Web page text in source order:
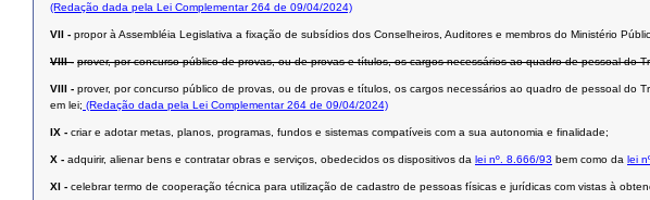
(Redação dada pela Lei Complementar 264 de 09/04/2024)
VII - propor à Assembléia Legislativa a fixação de subsídios dos Conselheiros, Auditores e membros do Ministério
VIII - prover, por concurso público de provas, ou de provas e títulos, os cargos necessários ao quadro de pessoal do
VIII - prover, por concurso público de provas, ou de provas e títulos, os cargos necessários ao quadro de pessoal
em lei; (Redação dada pela Lei Complementar 264 de 09/04/2024)
IX - criar e adotar metas, planos, programas, fundos e sistemas compatíveis com a sua autonomia e finalidade;
X - adquirir, alienar bens e contratar obras e serviços, obedecidos os dispositivos da lei nº. 8.666/93 bem como da lei
XI - celebrar termo de cooperação técnica para utilização de cadastro de pessoas físicas e jurídicas com vistas à